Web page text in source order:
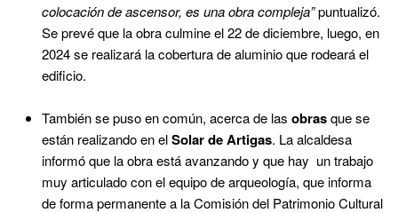
colocación de ascensor, es una obra compleja”puntualizó.
Se prevé que la obra culmine el 22 de diciembre, luego, en
2024 se realizará la cobertura de aluminio que rodeará el
edificio.
También se puso en común, acerca de las obrasque se
están realizando en elSolar de Artigas. La alcaldesa
informó que la obra está avanzando y que hay un trabajo
muy articulado con el equipo de arqueología, que informa
de forma permanente a la Comisión del Patrimonio Cultural